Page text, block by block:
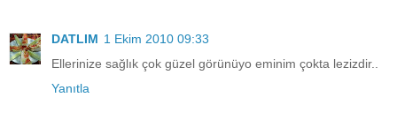
DATLIM 1 Ekim 2010 09:33
Ellerinize sağlık çok güzel görünüyo eminim çokta lezizdir..
Yanıtla